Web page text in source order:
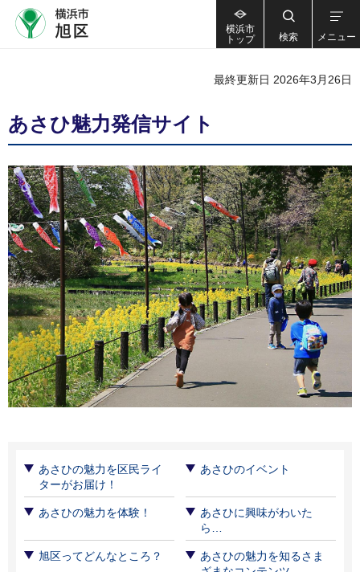
横浜市
トップ
検索 メニュー
最終更新日 2026年3月26日
あさひ魅力発信サイト
あさひの魅力を区民ライ
ターがお届け！
あさひのイベント
あさひの魅力を体験！
あさひに興味がわいた
ら…
旭区ってどんなところ？
あさひの魅力を知るさま